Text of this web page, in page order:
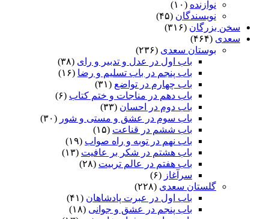
نوازنده (۱۰)
نویسندگان (۴۵)
سخن بزرگان (۳۱۶)
سعدی (۴۶۴)
بوستان سعدی (۲۳۶)
باب اول در عدل و تدبیر و رای (۳۸)
باب پنجم در باب تسلیم و رضا (۱۶)
باب چهارم در تواضع (۳۱)
باب دهم در مناجات و ختم کتاب (۶)
باب دوم در احسان (۳۳)
باب سوم در عشق و مستی و شور (۳۰)
باب ششم در قناعت (۱۵)
باب نهم در توبه و راه صواب (۱۹)
باب هشتم در شکر بر عافیت (۱۳)
باب هفتم در عالم تربیت (۲۸)
سرآغاز (۶)
گلستان سعدی (۲۲۸)
باب اول در عبرت پادشاهان (۴۱)
باب پنجم در عشق و جوانى (۱۸)